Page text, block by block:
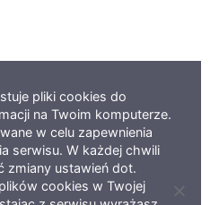
Mapa serwisu BIP
pliki cookies do
na Twoim komputerze.
w celu zapewnienia
serwisu. W każdej chwili
zmiany ustawień dot.
cookies w Twojej